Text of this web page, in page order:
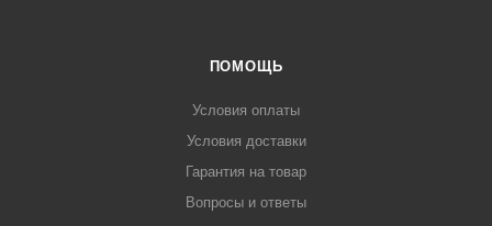
ПОМОЩЬ
Условия оплаты
Условия доставки
Гарантия на товар
Вопросы и ответы